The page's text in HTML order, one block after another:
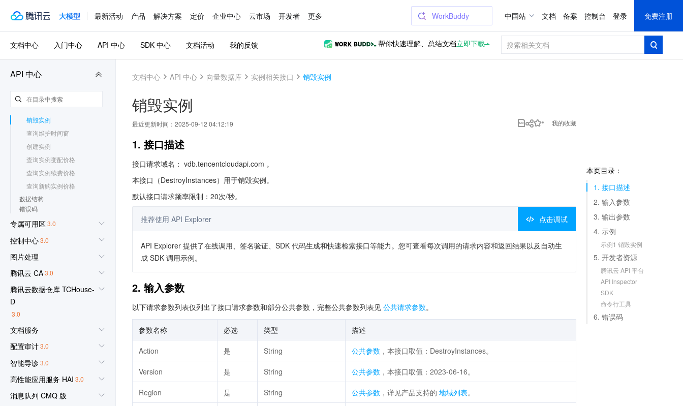
大模型 最新活动 产品 解决方案 定价 企业中心 云市场 开发者 更多 WorkBuddy 中国站 文档 备案 控制台 登录 免费注册
API 中心
查询实例列表
查询实例pod列表
升配节点规格（垂直扩
恢复实例
销毁实例
查询维护时间窗
创建实例
查询实例变配价格
查询实例续费价格
查询新购实例价格
数据结构
错误码
专属可用区3.0
控制中心3.0
图片处理
腾讯云 CA3.0
腾讯云数据仓库 TCHouse-
D
3.0
文档服务
配置审计3.0
智能导诊3.0
高性能应用服务 HAI 3.0
消息队列 CMQ 版
文档中心 入门中心 API 中心 SDK 中心 文档活动 我的反馈 帮你快速理解、总结文档立即下载
文档中心 API 中心 向量数据库 实例相关接口 销毁实例
销毁实例
最近更新时间： 2025-09-12 04:12:19 我的收藏
本页目录：
1. 接口描述
2. 输入参数
3. 输出参数
4. 示例
示例1 销毁实例
5. 开发者资源
腾讯云 API 平台
API Inspector
SDK
命令行工具
6. 错误码
1. 接口描述
接口请求域名： vdb.tencentcloudapi.com 。
本接口（DestroyInstances）用于销毁实例。
默认接口请求频率限制：20次/秒。
推荐使用 API Explorer 点击调试
API Explorer 提供了在线调用、签名验证、SDK 代码生成和快速检索接口等能力。您可查看每次调用的请求内容和返回结果以及自动生
成 SDK 调用示例。
2. 输入参数
以下请求参数列表仅列出了接口请求参数和部分公共参数，完整公共参数列表见 公共请求参数。
参数名称 必选 类型 描述
Action 是 String 公共参数 ，本接口取值：DestroyInstances。
Version 是 String 公共参数 ，本接口取值：2023-06-16。
Region 是 String 公共参数 ，详见产品支持的 地域列表。